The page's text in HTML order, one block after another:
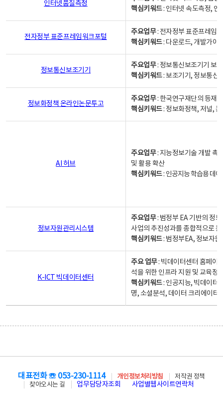
인터넷품질측정
핵심키워드: 인터넷 속도측정, 인
전자정부 표준프레임워크포털
주요업무: 전자정부 표준프레임
핵심키워드: 다운로드, 개발가이
정보통신보조기기
주요업무: 정보통신보조기기 보
핵심키워드: 보조기기, 정보통신
정보화정책 온라인논문투고
주요업무: 한국연구재단의 등재
핵심키워드: 정보화정책, 저널,
AI 허브
주요업무: 지능정보기술 개발 촉
및 활용 확산
핵심키워드: 인공지능 학습용 데
정보자원관리시스템
주요업무: 범정부 EA 기반의 정
사업의 추진성과를 종합적으로
핵심키워드: 범정부EA, 정보자
K-ICT 빅데이터센터
주요 업무: 빅데이터센터 홈페이
석을 위한 인프라 지원 및 교육정
핵심키워드: 인공지능, 빅데이터,
명, 소셜분석, 데이터 크리에이터
대표전화 ☏ 053-230-1114 개인정보처리방침
저작권 정책
찾아오시는 길
업무담당자조회 사업별웹사이트연락처